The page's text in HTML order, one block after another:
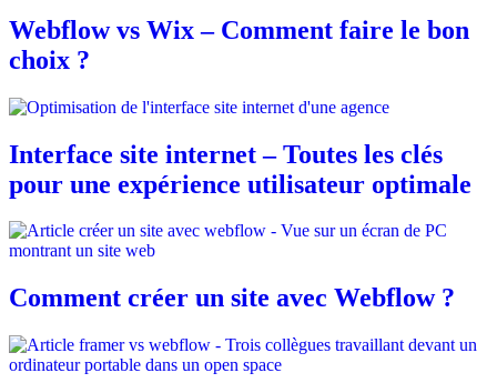
Webflow vs Wix – Comment faire le bon
choix ?
Interface site internet – Toutes les clés
pour une expérience utilisateur optimale
Comment créer un site avec Webflow ?